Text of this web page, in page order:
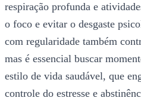
respiração profunda e
o foco e evitar o desgaste
com regularidade também
mas é essencial buscar
estilo de vida saudável, que
controle do estresse e